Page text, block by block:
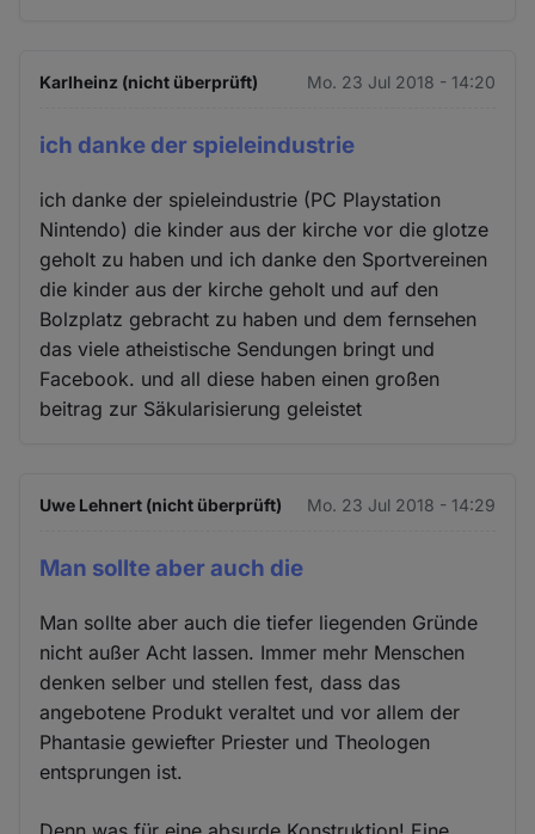
Karlheinz (nicht überprüft) Mo. 23 Jul 2018 - 14:20
ich danke der spieleindustrie
ich danke der spieleindustrie (PC Playstation
Nintendo) die kinder aus der kirche vor die glotze
geholt zu haben und ich danke den Sportvereinen
die kinder aus der kirche geholt und auf den
Bolzplatz gebracht zu haben und dem fernsehen
das viele atheistische Sendungen bringt und
Facebook. und all diese haben einen großen
beitrag zur Säkularisierung geleistet
Uwe Lehnert (nicht überprüft) Mo. 23 Jul 2018 - 14:29
Man sollte aber auch die
Man sollte aber auch die tiefer liegenden Gründe
nicht außer Acht lassen. Immer mehr Menschen
denken selber und stellen fest, dass das
angebotene Produkt veraltet und vor allem der
Phantasie gewiefter Priester und Theologen
entsprungen ist.